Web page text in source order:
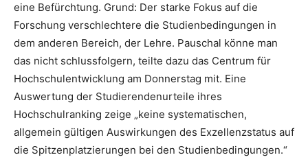
eine Befürchtung. Grund: Der starke Fokus auf die
Forschung verschlechtere die Studienbedingungen in
dem anderen Bereich, der Lehre. Pauschal könne man
das nicht schlussfolgern, teilte dazu das Centrum für
Hochschulentwicklung am Donnerstag mit. Eine
Auswertung der Studierendenurteile ihres
Hochschulranking zeige „keine systematischen,
allgemein gültigen Auswirkungen des Exzellenzstatus auf
die Spitzenplatzierungen bei den Studienbedingungen.“